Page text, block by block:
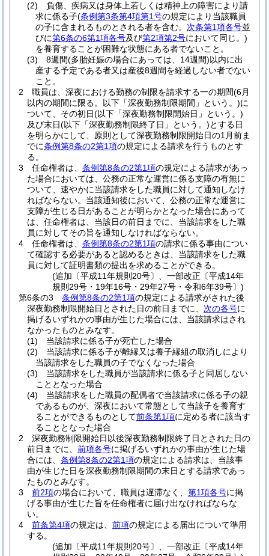
(2)
負傷、疾病又は身体上若しくは精神上の障害により請
求に係る子(条例第3条第4項第1号の規定により当該職員
の子に含まれるものとされる者を含む。 次条第1項各号並
びに第6条の6第1項各号及び第2項第2号において同じ。)
を養育することが困難な状態にある者でないこと。
(3)
8週間(多胎妊娠の場合にあっては、14週間)以内に出
産する予定である者又は産後8週間を経過しない者でない
こと。
2
職員は、深夜における勤務の制限を請求する一の期間(6月
以内の期間に限る。以下「深夜勤務制限期間」という。)に
ついて、その初日(以下「深夜勤務制限開始日」という。)
及び末日(以下「深夜勤務制限終了日」という。)とする日
を明らかにして、原則として深夜勤務制限開始日の1月前ま
でに条例第8条の2第1項の規定による請求を行うものとす
る。
3
任命権者は、 条例第8条の2第1項の規定による請求があっ
た場合においては、公務の正常な運営に係る支障の有無に
ついて、速やかに当該請求をした職員に対して通知しなけ
ればならない。 当該通知後において、公務の正常な運営に
支障が生じる日があることが明らかとなった場合にあって
は、任命権者は、当該日の前日までに、当該請求をした職
員に対してその旨を通知しなければならない。
4
任命権者は、 条例第8条の2第1項の請求に係る事由につい
て確認する必要があると認めるときは、当該請求をした職
員に対して証明書類の提出を求めることができる。
(追加〔平成11年規則20号〕、一部改正〔平成14年
規則29号・19年16号・29年27号・令和6年39号〕)
第6条の3
条例第8条の2第1項の規定による請求がされた後
深夜勤務制限開始日とされた日の前日までに、 次の各号に
掲げるいずれかの事由が生じた場合には、当該請求はされ
なかったものとみなす。
(1)
当該請求に係る子が死亡した場合
(2)
当該請求に係る子が離縁又は養子縁組の取消しにより
当該請求をした職員の子でなくなった場合
(3)
当該請求をした職員が当該請求に係る子と同居しない
こととなった場合
(4)
当該請求をした職員の配偶者で当該請求に係る子の親
であるものが、深夜において常態として当該子を養育す
ることができるものとして前条第1項に定める者に該当す
ることとなった場合
2
深夜勤務制限開始日以後深夜勤務制限終了日とされた日の
前日までに、 前項各号に掲げるいずれかの事由が生じた場
合には、 条例第8条の2第1項の規定による請求は、当該事
由が生じた日を深夜勤務制限期間の末日とする請求であっ
たものとみなす。
3
前2項の場合において、職員は遅滞なく、 第1項各号に掲
げる事由が生じた旨を任命権者に届け出なければならな
い。
4
前条第4項の規定は、 前項の規定による届出について準用
する。
(追加〔平成11年規則20号〕、一部改正〔平成14年